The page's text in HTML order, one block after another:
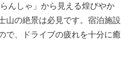
んしゃ」から見える煌びやか
山の絶景は必見です。宿泊施設
で、ドライブの疲れを十分に癒